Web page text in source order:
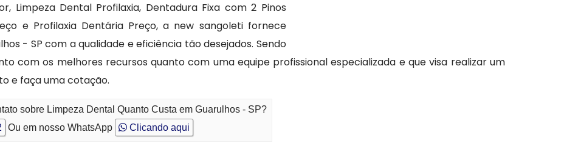
Limpeza Dental Profilaxia, Dentadura Fixa com 2 Pinos
e Profilaxia Dentária Preço, a new sangoleti fornece
- SP com a qualidade e eficiência tão desejados. Sendo
com os melhores recursos quanto com uma equipe profissional especializada e que visa realizar um
e faça uma cotação.
sobre Limpeza Dental Quanto Custa em Guarulhos - SP?
Ou em nosso WhatsApp Clicando aqui